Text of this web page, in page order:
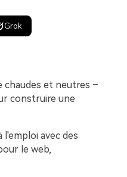
Grok
et neutres –
construire une
avec des
le web,